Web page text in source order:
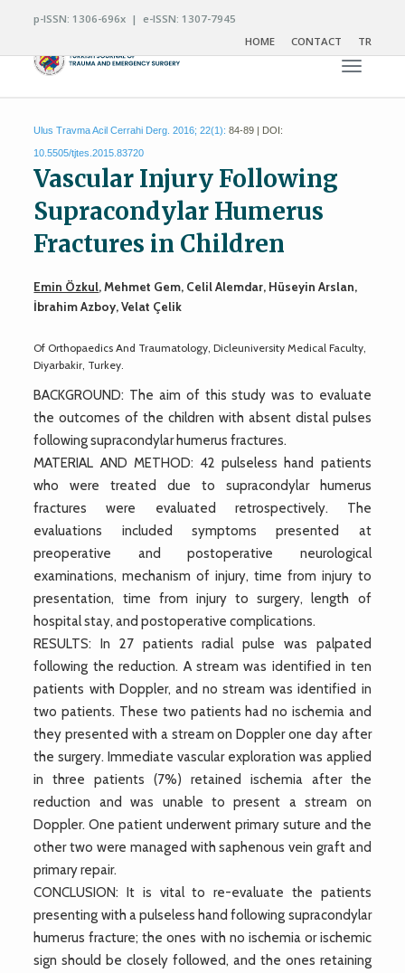
p-ISSN: 1306-696x | e-ISSN: 1307-7945
HOME
CONTACT TR
Toggle
Ulus Travma Acil Cerrahi Derg. 2016; 22(1): 84-89 | DOI:
10.5505/tjtes.2015.83720
Vascular Injury Following
Supracondylar Humerus
Fractures in Children
Emin Özkul, Mehmet Gem, Celil Alemdar, Hüseyin Arslan,
İbrahim Azboy, Velat Çelik
Of Orthopaedics And Traumatology, Dicleuniversity Medical Faculty,
Diyarbakir, Turkey.
BACKGROUND: The aim of this study was to evaluate
the outcomes of the children with absent distal pulses
following supracondylar humerus fractures.
MATERIAL AND METHOD: 42 pulseless hand patients
who were treated due to supracondylar humerus
fractures were evaluated retrospectively. The
evaluations included symptoms presented at
preoperative and postoperative neurological
examinations, mechanism of injury, time from injury to
presentation, time from injury to surgery, length of
hospital stay, and postoperative complications.
RESULTS: In 27 patients radial pulse was palpated
following the reduction. A stream was identified in ten
patients with Doppler, and no stream was identified in
two patients. These two patients had no ischemia and
they presented with a stream on Doppler one day after
the surgery. Immediate vascular exploration was applied
in three patients (7%) retained ischemia after the
reduction and was unable to present a stream on
Doppler. One patient underwent primary suture and the
other two were managed with saphenous vein graft and
primary repair.
CONCLUSION: It is vital to re-evaluate the patients
presenting with a pulseless hand following supracondylar
humerus fracture; the ones with no ischemia or ischemic
sign should be closely followed, and the ones retaining